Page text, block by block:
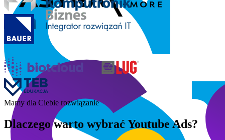
Mamy dla Ciebie rozwiązanie
Dlaczego warto wybrać Youtube Ads?